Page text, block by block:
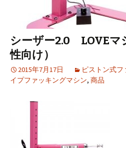
シーザー2.0 LOVEマ
性向け）
2015年7月17日 ピストン式
イプファッキングマシン, 商品